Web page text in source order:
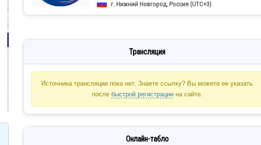
г. Нижний Новгород, Россия (UTC+3)
Трансляция
Источника трансляции пока нет. Знаете ссылку? Вы можете ее указать
после быстрой регистрациина сайте.
Онлайн-табло